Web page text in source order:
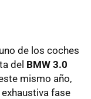
de los coches
del BMW 3.0
mismo año,
fase